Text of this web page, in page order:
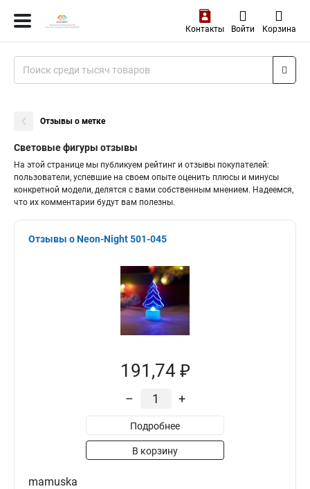
Контакты Войти Корзина
Отзывы о метке
Световые фигуры отзывы
На этой странице мы публикуем рейтинг и отзывы покупателей:
пользователи, успевшие на своем опыте оценить плюсы и минусы
конкретной модели, делятся с вами собственным мнением. Надеемся,
что их комментарии будут вам полезны.
Отзывы о Neon-Night 501-045
191,74 ₽
– +
Подробнее
В корзину
mamuska